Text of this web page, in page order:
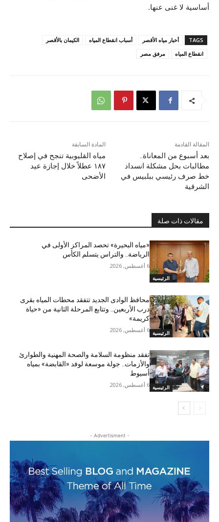
أساسية لا غنى عنها.
TAGS أخبار مياه الأقصر أسباب انقطاع المياه
الكيمان بالأقصر
انقطاع المياه
مرفق مصر
المادة السابقة
مياه القليوبية تنجح في إصلاح
١٨٧ عطلاً خلال إجازة عيد
الأضحى
المقالة القادمة
بعد أسبوع من المعاناة..
مطالبات بحل مشكلة انسداد
خط صرف رئيسي ببلبيس في
الشرقية
مقالات ذات صلة
الرئيسية
«مياه البحيرة» تحصد المراكز الأولى في
الرياضة.. والتراس يتسلم الكأس
6 أغسطس, 2026
الرئيسية
محافظ الوادى الجديد تتفقد محطات المياه بقرى
درب الأربعين.. وتتابع المرحلة الثانية من «حياة
كريمة»
6 أغسطس, 2026
الرئيسية
تفقد منظومة السلامة والصحة المهنية والطوارئ
والأزمات.. جولة موسعة لوفد «القابضة» بمياه
أسيوط
6 أغسطس, 2026
- Advertisment -